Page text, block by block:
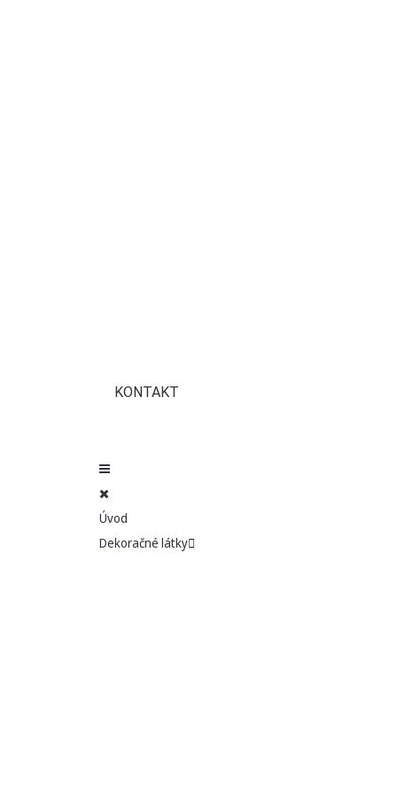
KONTAKT
Úvod
Dekoračné látky